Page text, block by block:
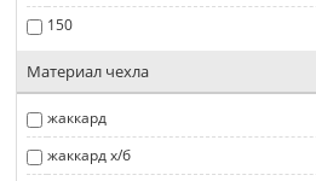
150
Материал чехла
жаккард
жаккард х/б